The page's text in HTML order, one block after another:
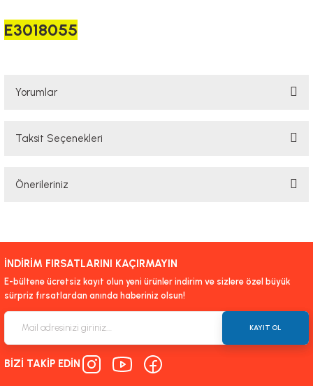
E3018055
Yorumlar
Taksit Seçenekleri
Önerileriniz
yetersiz gördüğünüz noktaları öneri formunu kullanarak tarafımıza
iletebilirsiniz.
Görüş ve önerileriniz için teşekkür ederiz.
Ürün açıklamasında eksik bilgiler bulunuyor.
Ürün bilgilerinde hatalar bulunuyor.
Ürün fiyatı diğer sitelerden daha pahalı.
İNDİRİM FIRSATLARINI KAÇIRMAYIN
E-bültene ücretsiz kayıt olun yeni ürünler indirim ve sizlere özel büyük
sürpriz fırsatlardan anında haberiniz olsun!
KAYIT OL
BİZİ TAKİP EDİN